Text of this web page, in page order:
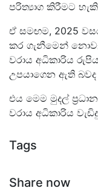
පරිත්‍යාග කිරීමට
ඒ සමඟම, 2025
කර ගැනීමෙන්
වරාය අධිකාරිය
උපයාගෙන ඇති
එය මෙම මුදල්
වරාය අධිකාරිය
Tags
Share now